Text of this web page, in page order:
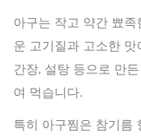
아구는 작고 약간 뾰
운 고기질과 고소한
간장, 설탕 등으로 만
여 먹습니다.
특히 아구찜은 참기름